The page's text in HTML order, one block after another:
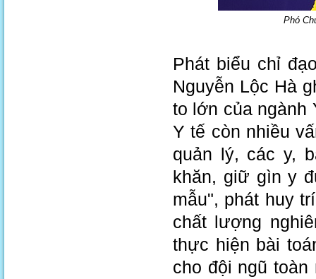
Phó
Phát biểu chỉ
Nguyễn Lộc Hà
to lớn của ngành
Y tế còn nhiều
quản lý, các y,
khăn, giữ gìn y
mẫu", phát huy
chất lượng
thực hiện bài
cho đội ngũ